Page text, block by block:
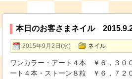
本日のお客さまネイル
2015年9月2日(水) ネイル
ワンカラー・アート４本 ￥６，３
ート４本・ストーン８粒 ￥６，７